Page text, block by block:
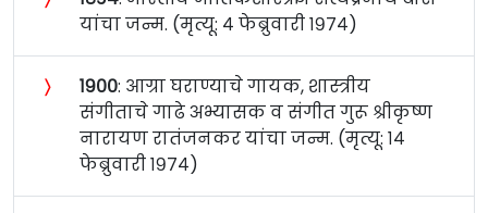
यांचा जन्म. (मृत्यू: ४ फेब्रुवारी १९७४)
〉 १९००: आग्रा घराण्याचे गायक, शास्त्रीय
संगीताचे गाढे अभ्यासक व संगीत गुरू श्रीकृष्ण
नारायण रातंजनकर यांचा जन्म. (मृत्यू: १४
फेब्रुवारी १९७४)